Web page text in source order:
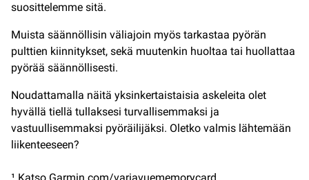
suosittelemme sitä.
Muista säännöllisin väliajoin myös tarkastaa pyörän
pulttien kiinnitykset, sekä muutenkin huoltaa tai huollattaa
pyörää säännöllisesti.
Noudattamalla näitä yksinkertaistaisia askeleita olet
hyvällä tiellä tullaksesi turvallisemmaksi ja
vastuullisemmaksi pyöräilijäksi. Oletko valmis lähtemään
liikenteeseen?